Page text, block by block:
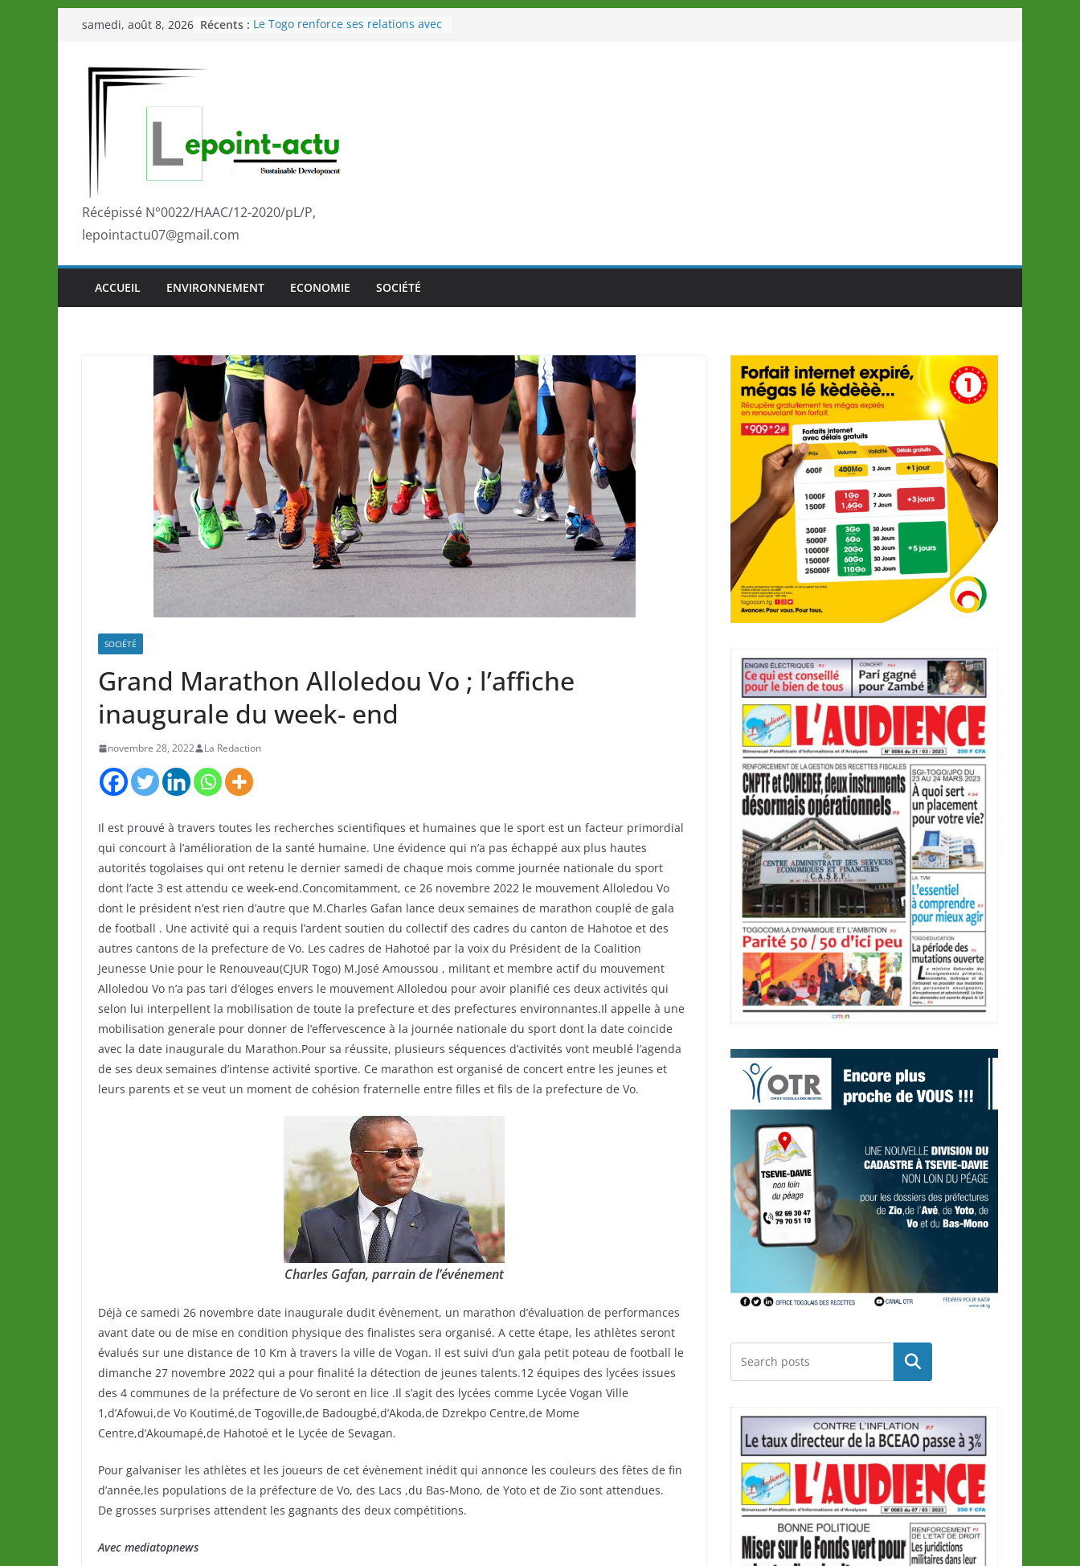
Passer
contenu
samedi, août 8, 2026 Récents : Le Togo renforce ses relations avec
marque de confiance au Togo sur
la scène internationale au-delà des
performances de ses athlètes
développement?
Récépissé N°0022/HAAC/12-2020/pL/P,
lepointactu07@gmail.com
ACCUEIL ENVIRONNEMENT ECONOMIE SOCIÉTÉ
SOCIÉTÉ
Grand Marathon Alloledou Vo ; l’affiche
inaugurale du week- end
novembre 28, 2022 La Redaction
Il est prouvé à travers toutes les recherches scientifiques et humaines que le sport est un facteur primordial
qui concourt à l’amélioration de la santé humaine. Une évidence qui n’a pas échappé aux plus hautes
autorités togolaises qui ont retenu le dernier samedi de chaque mois comme journée nationale du sport
dont l’acte 3 est attendu ce week-end.Concomitamment, ce 26 novembre 2022 le mouvement Alloledou Vo
dont le président n’est rien d’autre que M.Charles Gafan lance deux semaines de marathon couplé de gala
de football . Une activité qui a requis l’ardent soutien du collectif des cadres du canton de Hahotoe et des
autres cantons de la prefecture de Vo. Les cadres de Hahotoé par la voix du Président de la Coalition
Jeunesse Unie pour le Renouveau(CJUR Togo) M.José Amoussou , militant et membre actif du mouvement
Alloledou Vo n’a pas tari d’éloges envers le mouvement Alloledou pour avoir planifié ces deux activités qui
selon lui interpellent la mobilisation de toute la prefecture et des prefectures environnantes.Il appelle à une
mobilisation generale pour donner de l’effervescence à la journée nationale du sport dont la date coincide
avec la date inaugurale du Marathon.Pour sa réussite, plusieurs séquences d’activités vont meublé l’agenda
de ses deux semaines d’intense activité sportive. Ce marathon est organisé de concert entre les jeunes et
leurs parents et se veut un moment de cohésion fraternelle entre filles et fils de la prefecture de Vo.
Charles Gafan, parrain de l’événement
Déjà ce samedi 26 novembre date inaugurale dudit évènement, un marathon d’évaluation de performances
avant date ou de mise en condition physique des finalistes sera organisé. A cette étape, les athlètes seront
évalués sur une distance de 10 Km à travers la ville de Vogan. Il est suivi d’un gala petit poteau de football le
dimanche 27 novembre 2022 qui a pour finalité la détection de jeunes talents.12 équipes des lycées issues
des 4 communes de la préfecture de Vo seront en lice .Il s’agit des lycées comme Lycée Vogan Ville
1,d’Afowui,de Vo Koutimé,de Togoville,de Badougbé,d’Akoda,de Dzrekpo Centre,de Mome
Centre,d’Akoumapé,de Hahotoé et le Lycée de Sevagan.
Pour galvaniser les athlètes et les joueurs de cet évènement inédit qui annonce les couleurs des fêtes de fin
d’année,les populations de la préfecture de Vo, des Lacs ,du Bas-Mono, de Yoto et de Zio sont attendues.
De grosses surprises attendent les gagnants des deux compétitions.
Avec mediatopnews
Rechercher